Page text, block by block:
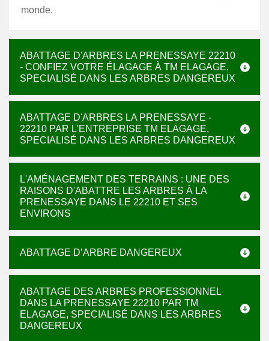
monde.
ABATTAGE D'ARBRES LA PRENESSAYE 22210
- CONFIEZ VOTRE ÉLAGAGE À TM ELAGAGE,
SPECIALISÉ DANS LES ARBRES DANGEREUX
ABATTAGE D'ARBRES LA PRENESSAYE -
22210 PAR L'ENTREPRISE TM ELAGAGE,
SPECIALISÉ DANS LES ARBRES DANGEREUX
L'AMÉNAGEMENT DES TERRAINS : UNE DES
RAISONS D'ABATTRE LES ARBRES À LA
PRENESSAYE DANS LE 22210 ET SES
ENVIRONS
ABATTAGE D’ARBRE DANGEREUX
ABATTAGE DES ARBRES PROFESSIONNEL
DANS LA PRENESSAYE 22210 PAR TM
ELAGAGE, SPECIALISÉ DANS LES ARBRES
DANGEREUX